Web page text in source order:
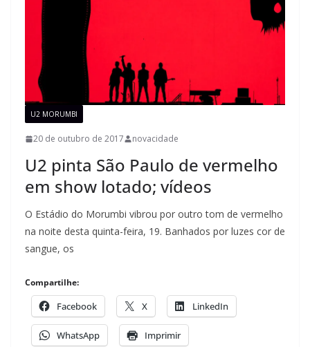
U2 MORUMBI
20 de outubro de 2017 novacidade
U2 pinta São Paulo de vermelho
em show lotado; vídeos
O Estádio do Morumbi vibrou por outro tom de vermelho
na noite desta quinta-feira, 19. Banhados por luzes cor de
sangue, os
Compartilhe:
Facebook X LinkedIn
WhatsApp Imprimir